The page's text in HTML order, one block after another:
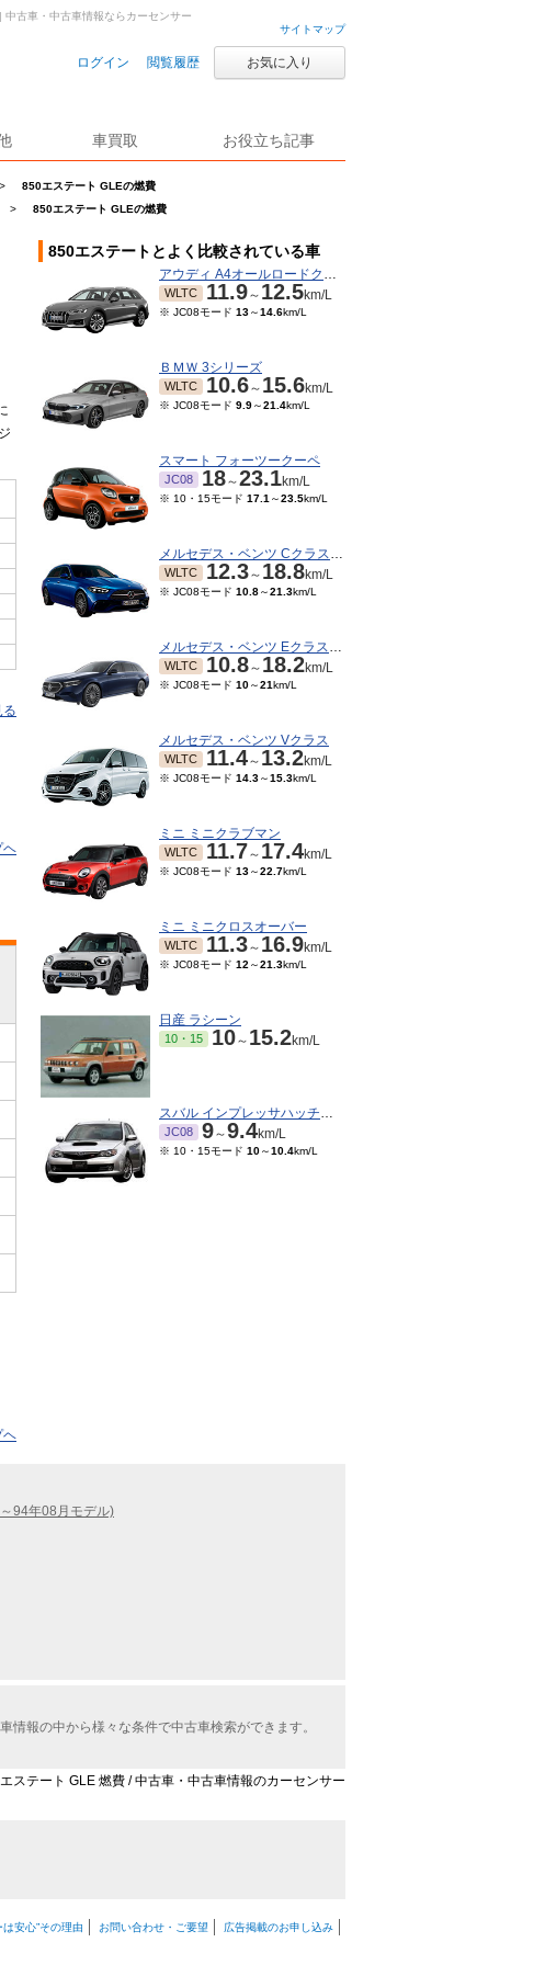
サイトマップ
ログイン 閲覧履歴 お気に入り
車買取 お役立ち記事
>
850エステート GLEの燃費
> 850エステート GLEの燃費
中古車・中古車情報ならカーセンサー
ヘ
ヘ
850エステートとよく比較されている車
アウディ A4オールロードクワトロ
WLTC 11.9～ 12.5km/L
※ JC08モード 13～14.6km/L
ＢＭＷ 3シリーズ
WLTC 10.6～ 15.6km/L
※ JC08モード 9.9～21.4km/L
スマート フォーツークーペ
JC08 18～23.1km/L
※ 10・15モード 17.1 ～23.5km/L
メルセデス・ベンツ Cクラスワゴン
WLTC 12.3～ 18.8km/L
※ JC08モード 10.8～21.3km/L
メルセデス・ベンツ Eクラスワゴン
WLTC 10.8～ 18.2km/L
※ JC08モード 10～21km/L
メルセデス・ベンツ Vクラス
WLTC 11.4～ 13.2km/L
※ JC08モード 14.3～15.3km/L
ミニ ミニクラブマン
WLTC 11.7～ 17.4km/L
※ JC08モード 13～22.7km/L
ミニ ミニクロスオーバー
WLTC 11.3～ 16.9km/L
※ JC08モード 12 ～21.3km/L
日産 ラシーン
10・15 10～ 15.2km/L
スバル インプレッサハッチバックSTI
JC08 9～9.4km/L
※ 10・15モード 10～10.4km/L
94年08月モデル)
報の中から様々な条件で中古車検索ができます。
ステート GLE 燃費 / 中古車・中古車情報のカーセンサー
安心”その理由 お問い合わせ・ご要望 広告掲載のお申し込み